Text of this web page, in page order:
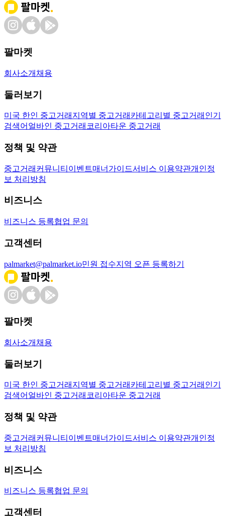
팔마켓
회사소개 채용
둘러보기
미국 한인 중고거래 지역별 중고거래 카테고리별 중고거래 인기
검색어 얼바인 중고거래 코리아타운 중고거래
정책 및 약관
중고거래 커뮤니티 이벤트매너가이드서비스 이용약관개인정
보 처리방침
비즈니스
비즈니스 등록협업 문의
고객센터
palmarket@palmarket.io민원 접수지역 오픈 등록하기
팔마켓
회사소개 채용
둘러보기
미국 한인 중고거래 지역별 중고거래 카테고리별 중고거래 인기
검색어 얼바인 중고거래 코리아타운 중고거래
정책 및 약관
중고거래 커뮤니티 이벤트매너가이드서비스 이용약관개인정
보 처리방침
비즈니스
비즈니스 등록협업 문의
고객센터